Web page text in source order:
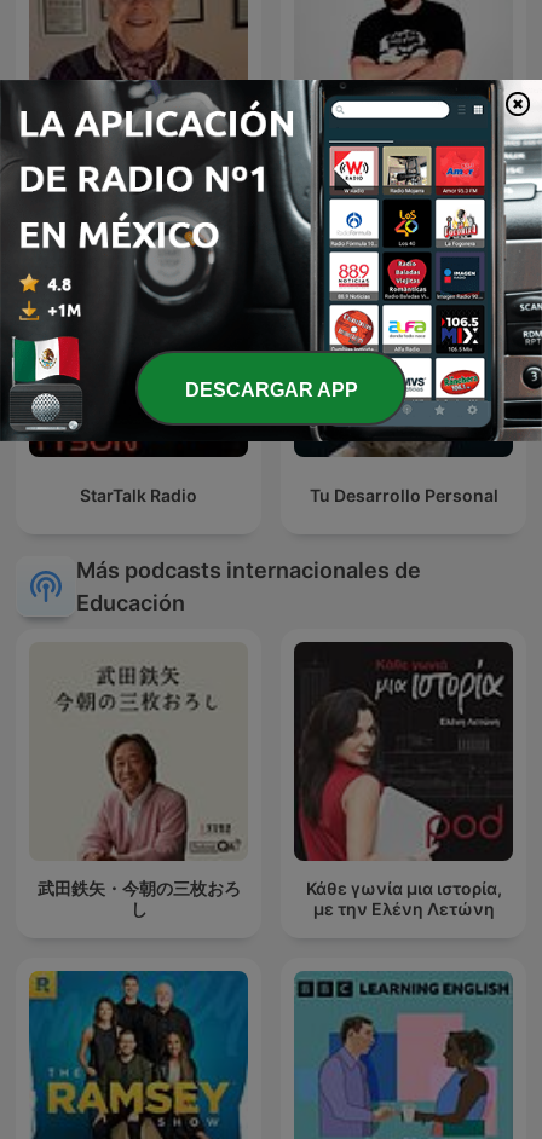
Rosa Argentina Rivas
Lacayo
Diego Ruzzarin
StarTalk Radio Tu Desarrollo Personal
Más podcasts internacionales de
Educación
武田鉄矢・今朝の三枚おろ
し
Κάθε γωνία μια ιστορία,
με την Ελένη Λετώνη
DESCARGAR APP